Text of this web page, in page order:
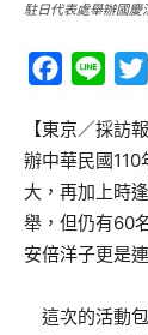
駐日代表處舉辦國慶
Facebook
Line
【東京／採訪
辦中華民國
大，再加上時
舉，但仍有60
安倍洋子更是
這次的活動